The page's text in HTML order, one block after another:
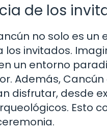
de los
no solo es
los invitados.
un entorno
Además,
disfrutar, desde
Esto